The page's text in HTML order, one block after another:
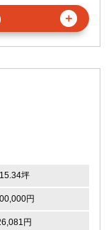
＋
15.34坪
円
円